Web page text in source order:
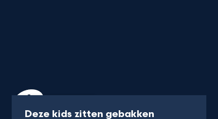
Deze kids zitten gebakken